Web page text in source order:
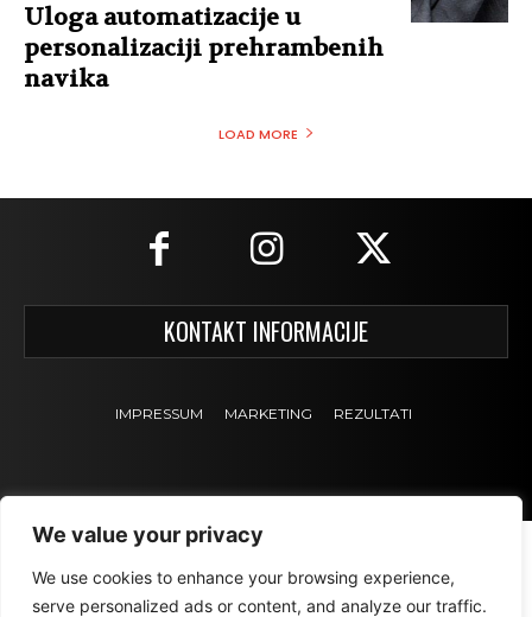
We value your privacy
We use cookies to enhance your browsing experience,
serve personalized ads or content, and analyze our traffic.
Uloga automatizacije u
personalizaciji prehrambenih
navika
LOAD MORE
KONTAKT INFORMACIJE
IMPRESSUM MARKETING REZULTATI